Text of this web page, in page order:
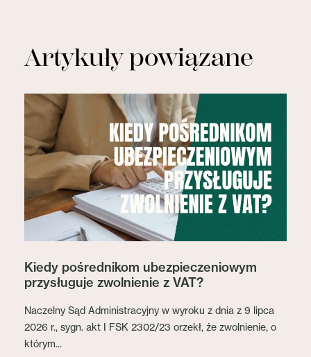
Artykuły powiązane
Kiedy pośrednikom ubezpieczeniowym
przysługuje zwolnienie z VAT?
Naczelny Sąd Administracyjny w wyroku z dnia z 9 lipca
2026 r., sygn. akt I FSK 2302/23 orzekł, że zwolnienie, o
którym...